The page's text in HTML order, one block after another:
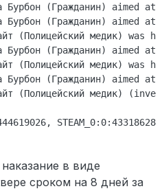
и нажимаю кнопку паники
по среди улицы и убийца
Приехали офицеры
ПМП и я пошёл в больницу.
что кто-то додумается
по среди улицы (Логи)
Бурбон (Гражданин) aimed
Бурбон (Гражданин) aimed
(Полицейский медик) was
Бурбон (Гражданин) aimed
(Полицейский медик) was
Бурбон (Гражданин) aimed
(Полицейский медик)
в виде
сроком на 8 дней за